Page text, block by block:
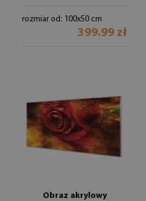
rozmiar od: 100x50 cm
399.99 zł
Obraz akrylowy